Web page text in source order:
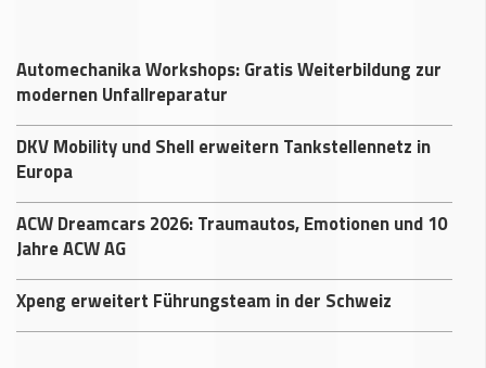
Automechanika Workshops: Gratis Weiterbildung zur
modernen Unfallreparatur
DKV Mobility und Shell erweitern Tankstellennetz in
Europa
ACW Dreamcars 2026: Traumautos, Emotionen und 10
Jahre ACW AG
Xpeng erweitert Führungsteam in der Schweiz